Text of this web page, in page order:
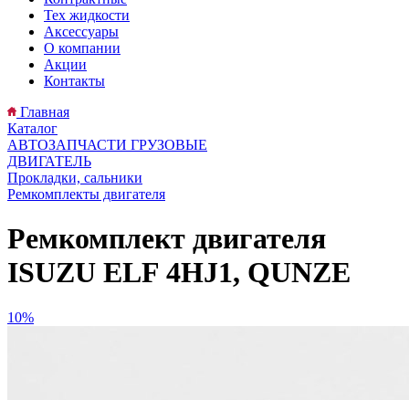
Тех жидкости
Аксессуары
О компании
Акции
Контакты
Главная
Каталог
АВТОЗАПЧАСТИ ГРУЗОВЫЕ
ДВИГАТЕЛЬ
Прокладки, сальники
Ремкомплекты двигателя
Ремкомплект двигателя
ISUZU ELF 4HJ1, QUNZE
10%